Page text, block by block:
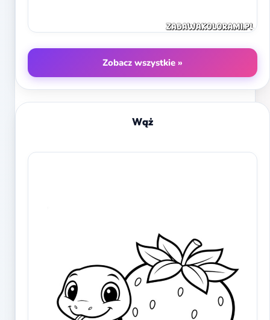
Zobacz wszystkie »
Wąż